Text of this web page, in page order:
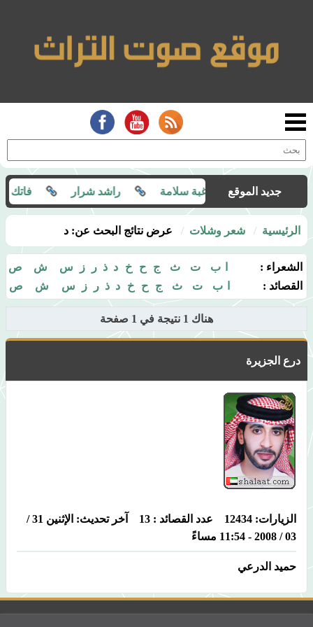
جديد الموقع
المقالات : غبة سلامة راشد شرار فاتك بن
الرئيسية شعر وشلات عرض نتائج البحث عن: د
الشعراء : ب ت ث ج ح خ د ذ ر ز س ش
ص
القصائد :
ب ت ث ج ح خ د ذ ر ز س ش ص
هناك 1 نتيجة في 1 صفحة
درع الجزيرة
الزيارات: 12434 عدد القصائد : 13 آخر تحديث: الإثنين 31 /
03 / 2008 - 11:54 مساءً
حميد الدرعي